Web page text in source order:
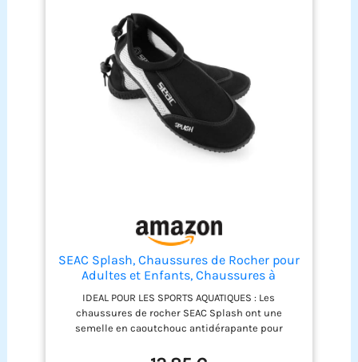
Multifunction】Idéales pour marcher ou pêcher
dans les rivières, nager, plonger ou monter en
barque ou d’activités nautiques. On peut s'en
servir pour aller dans l'eau mais également pour
le quotidien, à la maison ou en mode sport 【
Diverses tailles disponibles】Plusieurs motifs
disponibles, tailles XS à 4XL pour les femmes, les
hommes, les enfants, les garçons et les filles
SEAC Splash, Chaussures de Rocher pour
Adultes et Enfants, Chaussures à
séchage Rapide pour la mer, la Plage et
la Piscine, Noir/Blanc, 43
IDEAL POUR LES SPORTS AQUATIQUES : Les
chaussures de rocher SEAC Splash ont une
semelle en caoutchouc antidérapante pour
autres surfaces glissantes. PROTECTION MAXIMALE